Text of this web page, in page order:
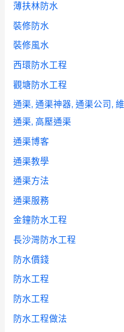
薄扶林防水
裝修防水
裝修風水
西環防水工程
觀塘防水工程
通渠, 通渠神器, 通渠公司,
通渠, 高壓通渠
通渠博客
通渠教學
通渠方法
通渠服務
金鐘防水工程
長沙灣防水工程
防水價錢
防水工程
防水工程
防水工程做法